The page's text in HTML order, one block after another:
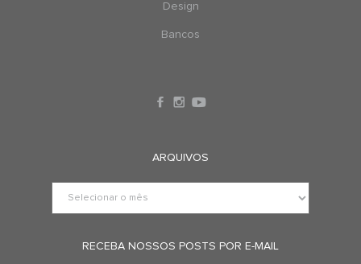
Design
Bancos
ARQUIVOS
RECEBA NOSSOS POSTS POR E-MAIL